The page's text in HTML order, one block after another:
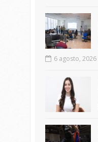
6 agosto, 2026